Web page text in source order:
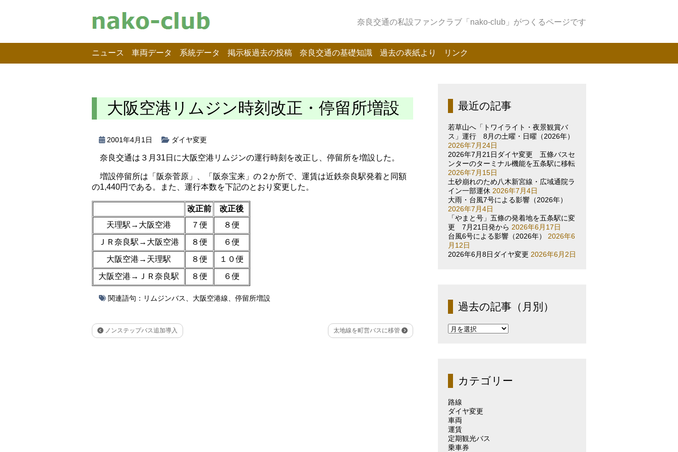
奈良交通の私設ファンクラブ「nako-club」がつくるページです
ニュース 車両データ 系統データ 掲示板過去の投稿 奈良交通の基礎知識 過去の表紙より リンク
大阪空港リムジン時刻改正・停留所増設
2001年4月1日 ダイヤ変更
奈良交通は３月31日に大阪空港リムジンの運行時刻を改正し、停留所を増設した。
増設停留所は「阪奈菅原」、「阪奈宝来」の２か所で、運賃は近鉄奈良駅発着と同額
の1,440円である。また、運行本数を下記のとおり変更した。
改正前
改正後
天理駅→大阪空港
７便
８便
ＪＲ奈良駅→大阪空港
８便
６便
大阪空港→天理駅
８便
１０便
大阪空港→ＪＲ奈良駅
８便 ６便
関連語句： リムジンバス 大阪空港線 停留所増設
ノンステップバス追加導入 太地線を町営バスに移管
最近の記事
若草山へ「トワイライト・夜景観賞バ
ス」運行 8月の土曜・日曜（2026年）
2026年7月24日
2026年7月21日ダイヤ変更 五條バスセ
ンターのターミナル機能を五条駅に移転
2026年7月15日
土砂崩れのため八木新宮線・広域通院ラ
イン一部運休 2026年7月4日
大雨・台風7号による影響（2026年）
2026年7月4日
「やまと号」五條の発着地を五条駅に変
更 7月21日発から 2026年6月17日
台風6号による影響（2026年）
2026年6
月12日
2026年6月8日ダイヤ変更 2026年6月2日
過去の記事（月別）
過
（月
別）カテゴリー
路線
ダイヤ変更
車両
運賃
定期観光バス
乗車券